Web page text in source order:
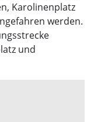
Karolinenplatz
werden.
und